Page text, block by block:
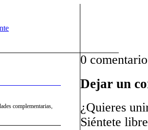
complementarias,
0
Dejar un
¿Quieres
Siéntete